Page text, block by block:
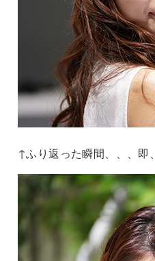
↑ふり返った瞬間、、、即